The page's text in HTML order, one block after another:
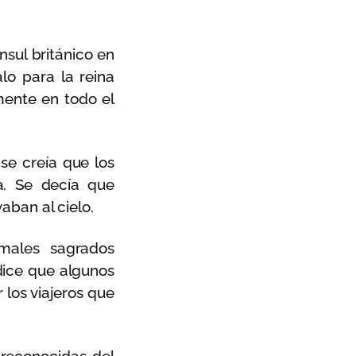
británico en
para la reina
en todo el
creía que los
Se decía que
al cielo.
sagrados
que algunos
los viajeros que